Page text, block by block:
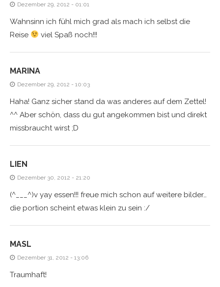
Dezember 29, 2012 - 01:01
Wahnsinn ich fühl mich grad als mach ich selbst die
Reise
viel Spaß noch!!!
MARINA
Dezember 29, 2012 - 10:03
Haha! Ganz sicher stand da was anderes auf dem Zettel!
^^ Aber schön, dass du gut angekommen bist und direkt
missbraucht wirst ;D
LIEN
Dezember 30, 2012 - 21:20
(^___^)v yay essen!!! freue mich schon auf weitere bilder…
die portion scheint etwas klein zu sein :/
MASL
Dezember 31, 2012 - 13:06
Traumhaft!